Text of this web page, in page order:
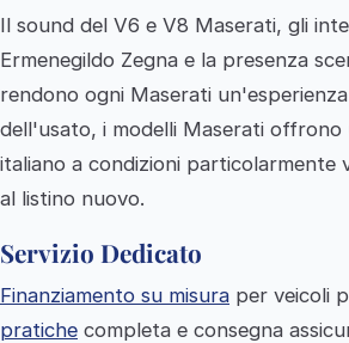
Il sound del V6 e V8 Maserati, gli
Ermenegildo Zegna e la presenza
rendono ogni Maserati
dell'usato, i modelli Maserati offrono
italiano a condizioni particolarmente
al listino nuovo.
Servizio Dedicato
Finanziamento su misura per veicoli
pratiche completa e consegna